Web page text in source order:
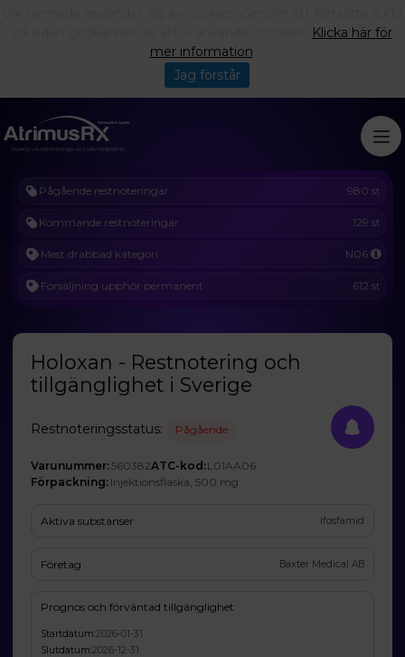
Pågående restnoteringar 980 st
Kommande restnoteringar 129 st
Mest drabbad kategori N06
Försäljning upphör permanent 612 st
Holoxan - Restnotering och
tillgänglighet i Sverige
Restnoteringsstatus: Pågående
Varunummer: 560382ATC-kod:L01AA06
Förpackning: Injektionsflaska, 500 mg
Aktiva substanser Ifosfamid
Företag Baxter Medical AB
Prognos och förväntad tillgänglighet
Startdatum:2026-01-31
Slutdatum:2026-12-31
Klicka här för
mer information
Jag förstår